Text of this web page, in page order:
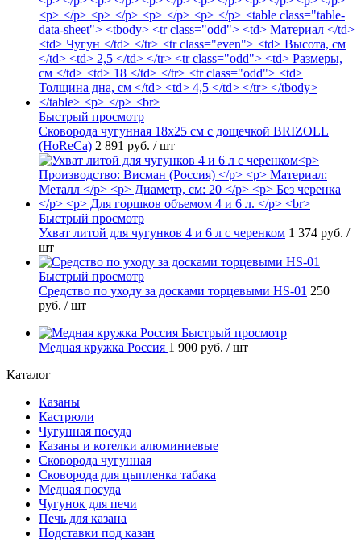
Быстрый просмотр
Сковорода чугунная 18х25 см с дощечкой BRIZOLL
(HoReCa) 2 891 руб. / шт
Быстрый просмотр
Ухват литой для чугунков 4 и 6 л с черенком 1 374 руб. /
шт
Быстрый просмотр
Средство по уходу за досками торцевыми HS-01 250
руб. / шт
Быстрый просмотр
Медная кружка Россия 1 900 руб. / шт
Каталог
Казаны
Кастрюли
Чугунная посуда
Казаны и котелки алюминиевые
Сковорода чугунная
Сковорода для цыпленка табака
Медная посуда
Чугунок для печи
Печь для казана
Подставки под казан